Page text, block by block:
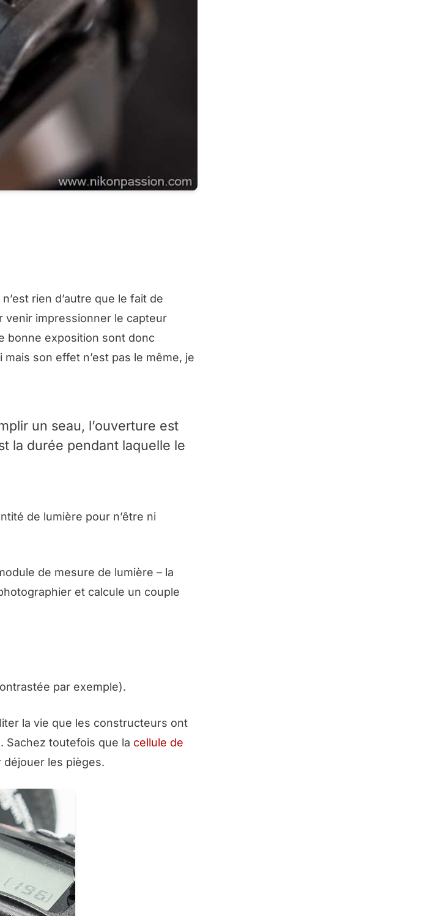
rien d’autre que le fait de
venir impressionner le capteur
bonne exposition sont donc
son effet n’est pas le même, je
un seau, l’ouverture est
la durée pendant laquelle le
de lumière pour n’être ni
de mesure de lumière – la
et calcule un couple
par exemple).
la vie que les constructeurs ont
Sachez toutefois que la cellule de
les pièges.